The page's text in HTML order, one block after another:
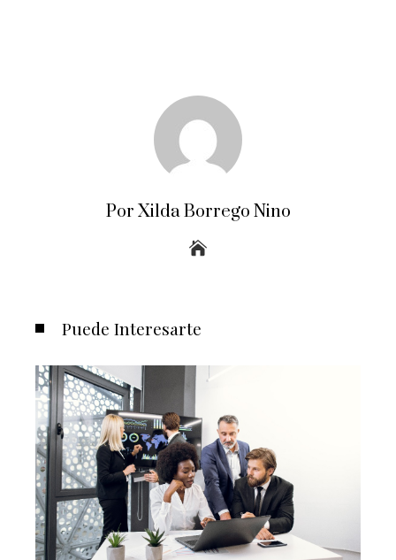
Por Xilda Borrego Nino
Puede Interesarte